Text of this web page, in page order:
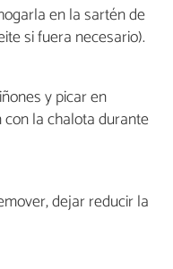
en la sartén de
si fuera necesario).
y picar en
la chalota durante
dejar reducir la